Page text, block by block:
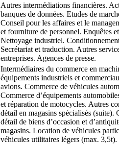
Autres intermédiations financières.
banques de données. Etudes de
Conseil pour les affaires et le
et fourniture de personnel. Enquêtes
Nettoyage industriel.
Secrétariat et traduction. Autres
entreprises. Agences de presse.
Intermédiaires du commerce en
équipements industriels et
avions. Commerce de véhicules
Commerce d’équipements
et réparation de motocycles. Autres
détail en magasins spécialisés (suite).
détail de biens d’occasion et
magasins. Location de véhicules
véhicules utilitaires légers (max. 3,5t).